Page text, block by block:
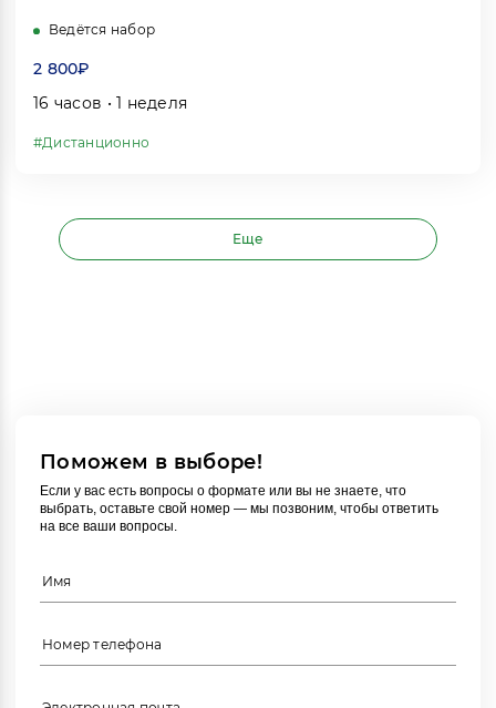
Ведётся набор
2 800₽
16 часов • 1 неделя
#Дистанционно
Еще
Поможем в выборе!
Если у вас есть вопросы о формате или вы не знаете, что
выбрать, оставьте свой номер — мы позвоним, чтобы ответить
на все ваши вопросы.